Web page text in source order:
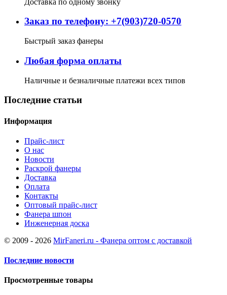
Заказ по телефону: +7(903)720-0570
Быстрый заказ фанеры
Любая форма оплаты
Наличные и безналичные платежи всех типов
Последние статьи
Информация
Прайс-лист
О нас
Новости
Раскрой фанеры
Доставка
Оплата
Контакты
Оптовый прайс-лист
Фанера шпон
Инженерная доска
© 2009 - 2026 MirFaneri.ru - Фанера оптом с доставкой
Последние новости
Просмотренные товары